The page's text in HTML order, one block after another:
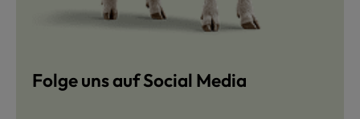
Folge uns auf Social Media